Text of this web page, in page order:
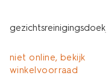
niet online, bekijk
winkelvoorraad